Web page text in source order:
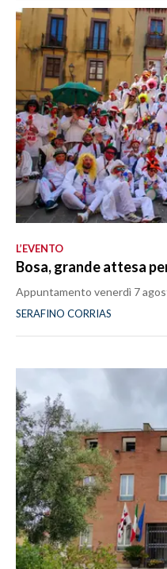
L’EVENTO
Bosa, grande attesa
Appuntamento venerdì 7
SERAFINO CORRIAS